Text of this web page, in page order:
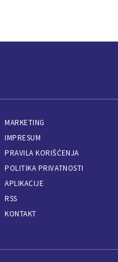
MARKETING
IMPRESUM
PRAVILA KORIŠĆENJA
POLITIKA PRIVATNOSTI
APLIKACIJE
RSS
KONTAKT